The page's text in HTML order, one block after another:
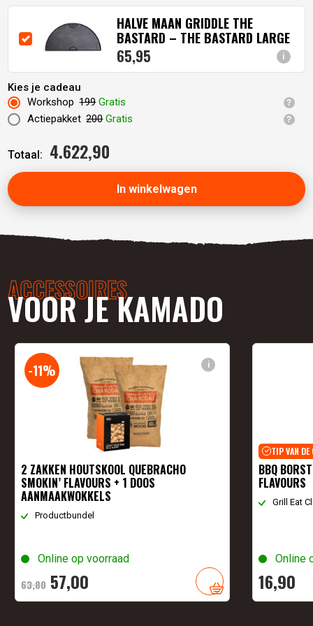
i
HALVE MAAN GRIDDLE THE
BASTARD – THE BASTARD LARGE
65,95
Kies je cadeau
Workshop 199Gratis
Actiepakket 200Gratis
Totaal: 4.622,90
In winkelwagen
ACCESSOIRES
VOOR JE KAMADO
i
-11%
2 ZAKKEN HOUTSKOOL QUEBRACHO
SMOKIN’ FLAVOURS + 1 DOOS
AANMAAKWOKKELS
Productbundel
Online op voorraad
63,80 Oorspronkelijke
prijs
57,00
prijs
TIP VAN DE
BBQ
FLAVOURS
Grill Eat
Online
16,90